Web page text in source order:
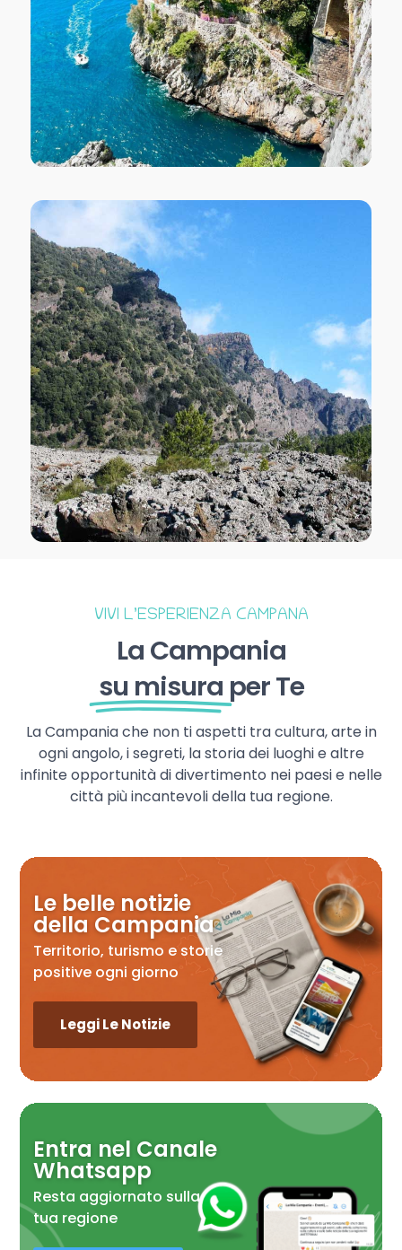
VIVI L’ESPERIENZA CAMPANA
La Campania
su misura per Te
La Campania che non ti aspetti tra cultura, arte in
ogni angolo, i segreti, la storia dei luoghi e altre
infinite opportunità di divertimento nei paesi e nelle
città più incantevoli della tua regione.
Le belle notizie
della Campania
Territorio, turismo e storie
positive ogni giorno
Leggi Le Notizie
Entra nel Canale
Whatsapp
Resta aggiornato sulla
tua regione